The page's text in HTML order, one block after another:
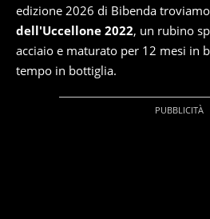
edizione 2026 di Bibenda troviamo
dell'Uccellone 2022, un rubino
acciaio e maturato per 12 mesi in
tempo in bottiglia.